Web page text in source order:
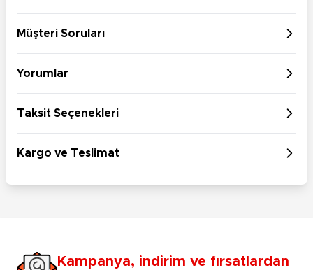
Müşteri Soruları
Yorumlar
Taksit Seçenekleri
Kargo ve Teslimat
Kampanya, indirim ve fırsatlardan